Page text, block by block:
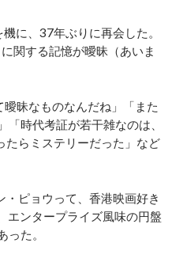
に、37年ぶりに再会した。
関する記憶が曖昧（あいま
昧なものなんだね」「また
時代考証が若干雑なのは、
たらミステリーだった」など
ピョウって、香港映画好き
エンタープライズ風味の円盤
た。